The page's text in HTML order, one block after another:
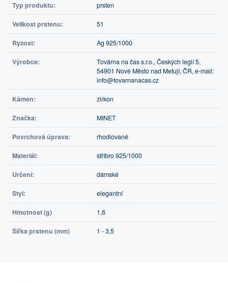
Typ produktu: prsten
Velikost prstenu: 51
Ryzost: Ag 925/1000
Výrobce:
Továrna na čas s.r.o., Českých legií 5,
54901 Nové Město nad Metují, ČR, e-mail:
info@tovarnanacas.cz
Kámen: zirkon
Značka: MINET
Povrchová úprava: rhodiované
Materiál: stříbro 925/1000
Určení: dámské
Styl: elegantní
Hmotnost (g) 1,6
Šířka prstenu (mm) 1 - 3,5